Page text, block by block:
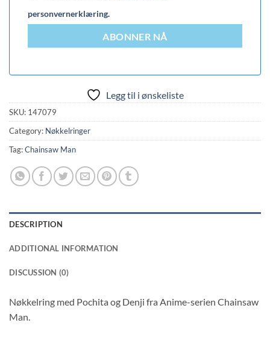
personvernerklæring.
ABONNER NÅ
Legg til i ønskeliste
SKU: 147079
Category: Nøkkelringer
Tag:Chainsaw Man
DESCRIPTION
ADDITIONAL INFORMATION
DISCUSSION (0)
Nøkkelring med Pochita og Denji fra Anime-serien Chainsaw
Man.